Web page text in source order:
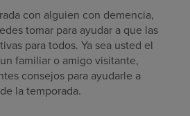
con alguien con demencia,
tomar para ayudar a que las
para todos. Ya sea usted el
familiar o amigo visitante,
consejos para ayudarle a
la temporada.